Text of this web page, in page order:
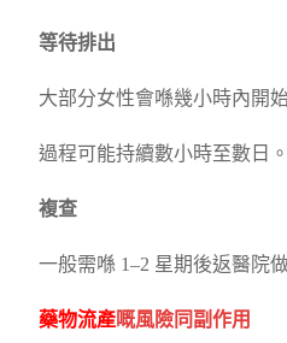
等待排出
大部分女性會喺幾小時內開
過程可能持續數小時至數日。
複查
一般需喺 1–2 星期後返醫院
藥物流產嘅風險同副作用